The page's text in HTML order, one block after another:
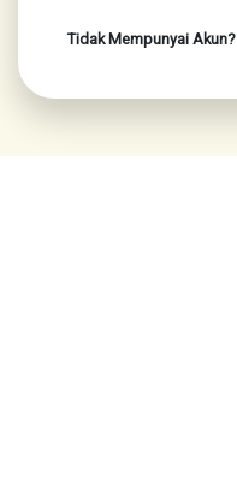
Tidak Mempunyai Akun?